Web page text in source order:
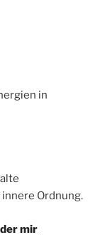
in
Ordnung.
mir